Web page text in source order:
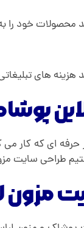
خود را
هزینه های
حرفه ای که کار
طراحی سایت
مزون